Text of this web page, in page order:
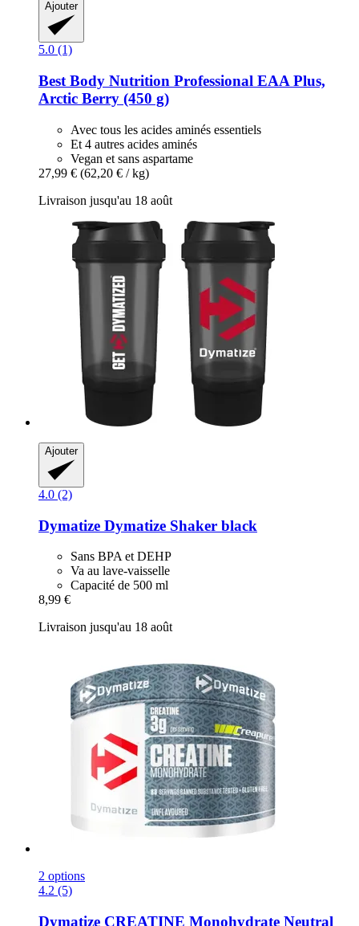
Ajouter
5.0 (1)
Best Body Nutrition Professional EAA Plus,
Arctic Berry (450 g)
Avec tous les acides aminés essentiels
Et 4 autres acides aminés
Vegan et sans aspartame
27,99 € (62,20 € / kg)
Livraison jusqu'au 18 août
Ajouter
4.0 (2)
Dymatize Dymatize Shaker black
Sans BPA et DEHP
Va au lave-vaisselle
Capacité de 500 ml
8,99 €
Livraison jusqu'au 18 août
2 options
4.2 (5)
Dymatize CREATINE Monohydrate Neutral